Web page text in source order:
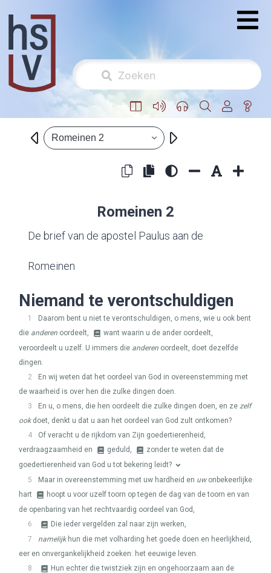
Romeinen 2
Romeinen 2
De brief van de apostel Paulus aan de
Romeinen
Niemand te verontschuldigen
1
Daarom bent u niet te verontschuldigen, o mens, wie u ook bent
die anderen oordeelt,
want waarin u de ander oordeelt,
veroordeelt u uzelf. U immers die anderen oordeelt, doet dezelfde
dingen.
2
En wij weten dat het oordeel van God in overeenstemming met
de waarheid is over hen die zulke dingen doen.
3
En u, o mens, die hen oordeelt die zulke dingen doen, en ze zelf
ookdoet, denkt u dat u aan het oordeel van God zult ontkomen?
4
Of veracht u de rijkdom van Zijn goedertierenheid,
verdraagzaamheid en
geduld,
zonder te weten dat de
goedertierenheid van God u tot bekering leidt?
5
Maar in overeenstemming met uw hardheid en uwonbekeerlijke
hart
hoopt u voor uzelf toorn op tegen de dag van de toorn en van
de openbaring van het rechtvaardig oordeel van God,
6
Die ieder vergelden zal naar zijn werken,
7
namelijkhun die met volharding het goede doen en heerlijkheid,
eer en onvergankelijkheid zoeken: het eeuwige leven.
8
Hun echter die twistziek zijn en ongehoorzaam aan de